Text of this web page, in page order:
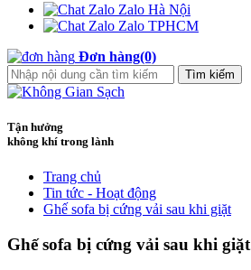
Zalo Hà Nội
Zalo TPHCM
Đơn hàng(0)
Tận hưởng
không khí trong lành
Trang chủ
Tin tức - Hoạt động
Ghế sofa bị cứng vải sau khi giặt
Ghế sofa bị cứng vải sau khi giặt